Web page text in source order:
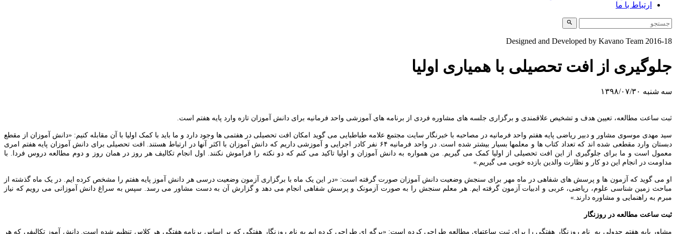
ارتباط با ما
Designed and Developed by Kavano Team 2016-18
جلوگیری از افت تحصیلی با همیاری اولیا
سه شنبه ۱۳۹۸/۰۷/۳۰
ثبت ساعت مطالعه، تعیین هدف و تشخیص علاقمندی و برگزاری جلسه های مشاوره فردی از برنامه های آموزشی واحد فرمانیه برای دانش آموزان تازه وارد پایه هفتم است.
سید مهدی موسوی مشاور و دبیر ریاضی پایه هفتم واحد فرمانیه در مصاحبه با خبرنگار سایت مجتمع علامه طباطبایی می گوید امکان افت تحصیلی در هفتمی ها وجود دارد و ما باید با کمک اولیا با آن مقابله کنیم: «دانش آموزان از مقطع
دبستان وارد مقطعی شده اند که تعداد کتاب ها و معلمها بسیار بیشتر شده است. در واحد فرمانیه ۶۴ نفر کادر اجرایی و آموزشی داریم که دانش آموزان با اکثر آنها در ارتباط هستند. افت تحصیلی برای دانش آموزان پایه هفتم امری
معمول است و ما برای جلوگیری از این افت تحصیلی از اولیا کمک می گیریم. من همواره به دانش آموزان و اولیا تاکید می کنم که دو نکته را فراموش نکنند. اول انجام تکالیف هر روز در همان روز و دوم مطالعه دروس فردا. با
مداومت در انجام این دو کار و نظارت والدین بازده خوبی می گیریم.»
او می گوید که آزمون ها و پرسش های شفاهی در ماه مهر برای سنجش وضعیت دانش آموزان صورت گرفته است: «در این یک ماه با برگزاری آزمون وضعیت درسی هر دانش آموز پایه هفتم را مشخص کرده ایم. در یک ماه گذشته از
مباحث زمین شناسی علوم، ریاضی، عربی و ادبیات آزمون گرفته ایم. هر معلم سنجش را به صورت آزمونک و پرسش شفاهی انجام می دهد و گزارش آن به دست مشاور می رسد. سپس به سراغ دانش آموزانی می رویم که نیاز
مبرم به راهنمایی و مشاوره دارند.»
ثبت ساعت مطالعه در روزنگار
مشاور پایه هفتم جدولی به نام روزنگار هفتگی را برای ثبت ساعتهای مطالعه طراحی کرده است: «برگه ای طراحی کرده ایم به نام روزنگار هفتگی که بر اساس برنامه هفتگی هر کلاس تنظیم شده است. دانش آموز تکالیفی که هر